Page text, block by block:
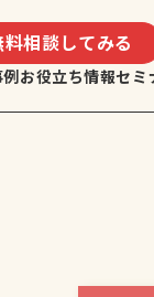
お役立ち情報セミ
料相談してみる